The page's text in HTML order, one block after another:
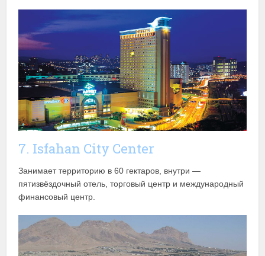
7. Isfahan City Center
Занимает территорию в 60 гектаров, внутри —
пятизвёздочный отель, торговый центр и международный
финансовый центр.